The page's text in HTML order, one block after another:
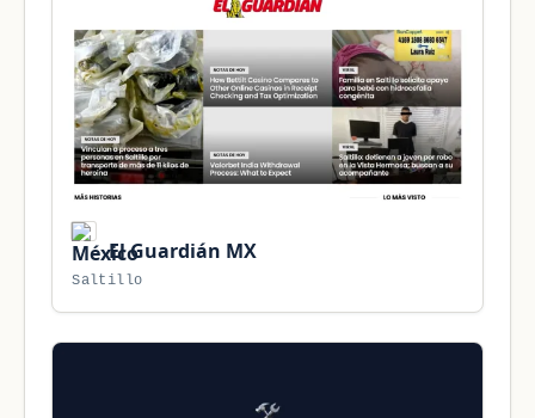
El Guardián MX
Saltillo